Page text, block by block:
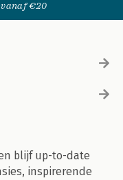
vanaf €20
blijf up-to-date
inspirerende